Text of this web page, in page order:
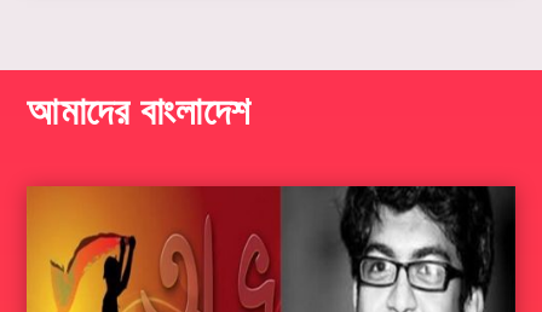
আমাদের বাংলাদেশ